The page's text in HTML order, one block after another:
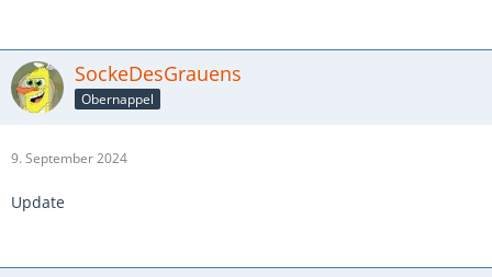
SockeDesGrauens
Obernappel
9. September 2024
Update